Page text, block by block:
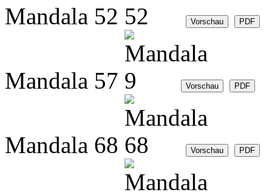
Mandala 52
Mandala 57
Mandala 68